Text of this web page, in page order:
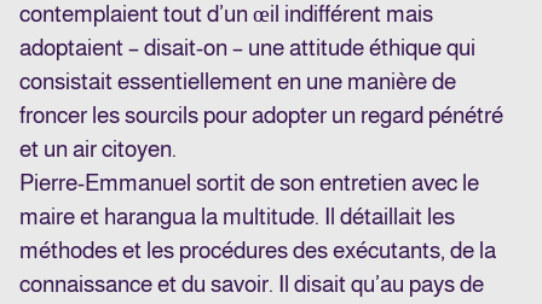
contemplaient tout d’un œil indifférent mais
adoptaient – disait-on – une attitude éthique qui
consistait essentiellement en une manière de
froncer les sourcils pour adopter un regard pénétré
et un air citoyen.
Pierre-Emmanuel sortit de son entretien avec le
maire et harangua la multitude. Il détaillait les
méthodes et les procédures des exécutants, de la
connaissance et du savoir. Il disait qu’au pays de